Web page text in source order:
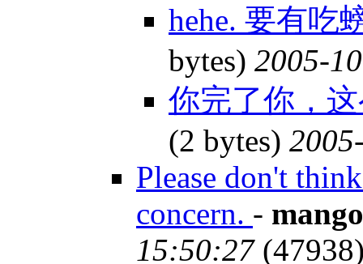
hehe. 要有吃
bytes) 2005-
你完了你，
(2 bytes)
Please don't
concern. -
15:50:27